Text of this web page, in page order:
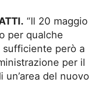
“Il 20 maggio
per qualche
però a
per il
del nuovo